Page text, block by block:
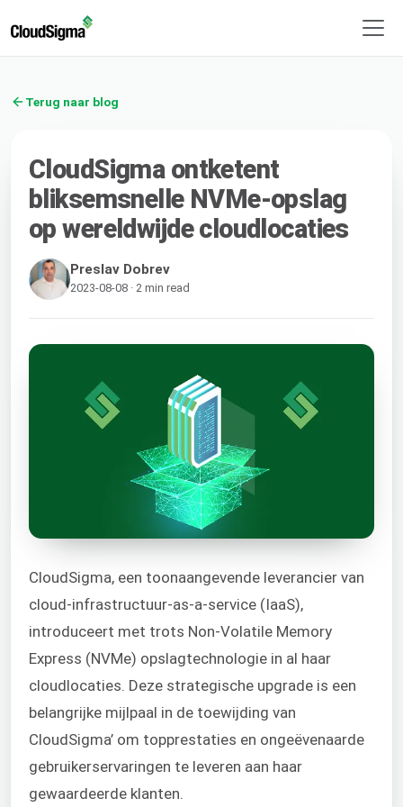
Terug naar blog
CloudSigma ontketent
bliksemsnelle NVMe-opslag
op wereldwijde cloudlocaties
Preslav Dobrev
2023-08-08 · 2 min read
CloudSigma, een toonaangevende leverancier van
cloud-infrastructuur-as-a-service (IaaS),
introduceert met trots Non-Volatile Memory
Express (NVMe) opslagtechnologie in al haar
cloudlocaties. Deze strategische upgrade is een
belangrijke mijlpaal in de toewijding van
CloudSigma’ om topprestaties en ongeëvenaarde
gebruikerservaringen te leveren aan haar
gewaardeerde klanten.